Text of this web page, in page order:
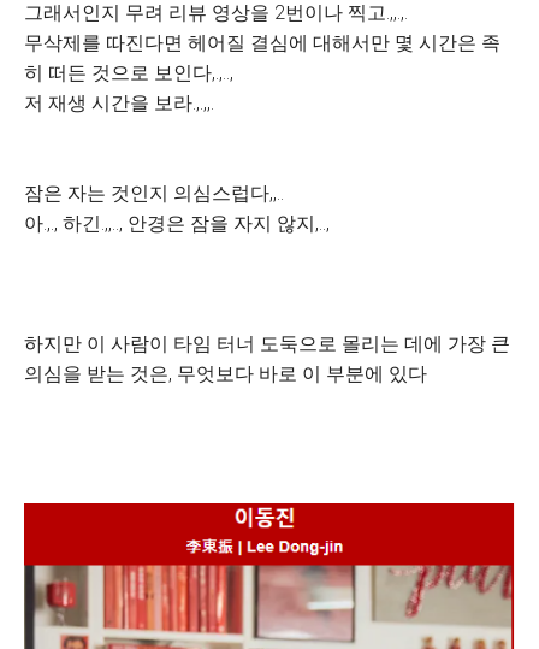
그래서인지 무려 리뷰 영상을 2번이나 찍고.,,.,.
무삭제를 따진다면 헤어질 결심에 대해서만 몇 시간은 족
히 떠든 것으로 보인다,.,..,
저 재생 시간을 보라.,.,,.
잠은 자는 것인지 의심스럽다,,..
아.,., 하긴.,,.., 안경은 잠을 자지 않지,..,
하지만 이 사람이 타임 터너 도둑으로 몰리는 데에 가장 큰
의심을 받는 것은, 무엇보다 바로 이 부분에 있다